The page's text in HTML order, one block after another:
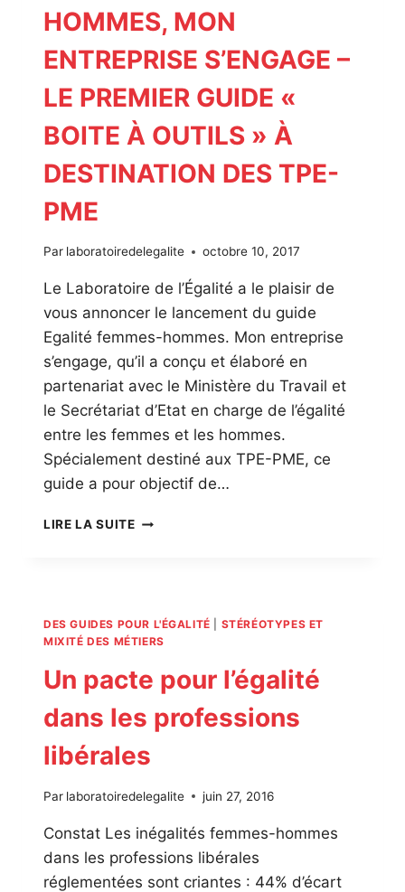
HOMMES, MON
ENTREPRISE S’ENGAGE –
LE PREMIER GUIDE «
BOITE À OUTILS » À
DESTINATION DES TPE-
PME
Par laboratoiredelegalite octobre 10, 2017
Le Laboratoire de l’Égalité a le plaisir de
vous annoncer le lancement du guide
Egalité femmes-hommes. Mon entreprise
s’engage, qu’il a conçu et élaboré en
partenariat avec le Ministère du Travail et
le Secrétariat d’Etat en charge de l’égalité
entre les femmes et les hommes.
Spécialement destiné aux TPE-PME, ce
guide a pour objectif de…
LIRE LA SUITEÉGALITÉ
S’ENGAGE
–
PREMIER
GUIDE
«
BOITE
À
OUTILS
À
DESTINATION
DES
TPE-
PME
DES GUIDES POUR L'ÉGALITÉ
STÉRÉOTYPES ET
MIXITÉ DES MÉTIERS
Un pacte pour l’égalité
dans les professions
libérales
Par laboratoiredelegalite juin 27, 2016
Constat Les inégalités femmes-hommes
dans les professions libérales
réglementées sont criantes : 44% d’écart